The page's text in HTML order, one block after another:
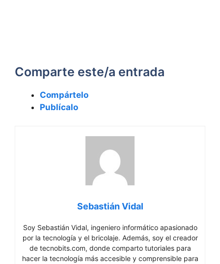
Comparte este/a entrada
Compártelo
Publícalo
Sebastián Vidal
Soy Sebastián Vidal, ingeniero informático apasionado
por la tecnología y el bricolaje. Además, soy el creador
de tecnobits.com, donde comparto tutoriales para
hacer la tecnología más accesible y comprensible para